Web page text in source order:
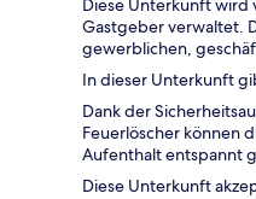
Diese Unterkunft wird
Gastgeber verwaltet.
gewerblichen,
In dieser Unterkunft
Dank der
Feuerlöscher können
Aufenthalt entspannt
Diese Unterkunft